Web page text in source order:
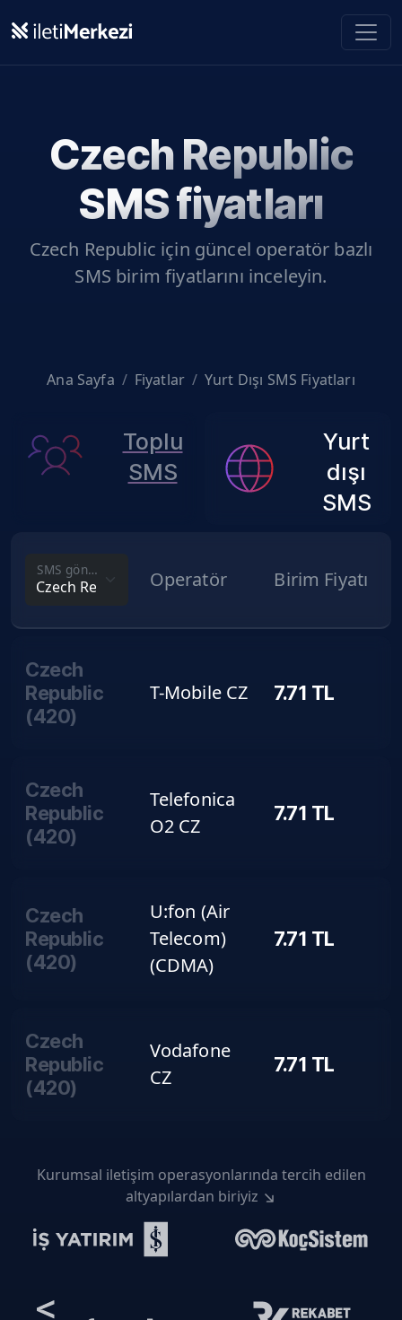
Czech Republic
SMS fiyatları
Czech Republic için güncel operatör bazlı
SMS birim fiyatlarını inceleyin.
Ana Sayfa Fiyatlar Yurt Dışı SMS Fiyatları
Toplu
SMS
Yurt
dışı
SMS
SMS gönderim fiyatını görmek istediğin ülke Operatör Birim Fiyatı
Czech
Republic
(420)
T-Mobile CZ 7.71 TL
Czech
Republic
(420)
Telefonica
O2 CZ
7.71 TL
Czech
Republic
(420)
U:fon (Air
Telecom)
(CDMA)
7.71 TL
Czech
Republic
(420)
Vodafone
CZ
7.71 TL
Kurumsal iletişim operasyonlarında tercih edilen
altyapılardan biriyiz